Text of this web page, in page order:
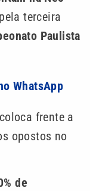
terceira
Paulista
WhatsApp
frente a
opostos no
de